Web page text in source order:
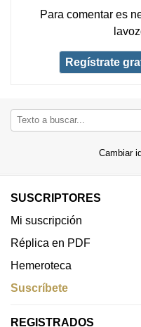
Para comentar es
Regístrate
Cambiar
SUSCRIPTORES
Mi suscripción
Réplica en PDF
Hemeroteca
Suscríbete
REGISTRADOS